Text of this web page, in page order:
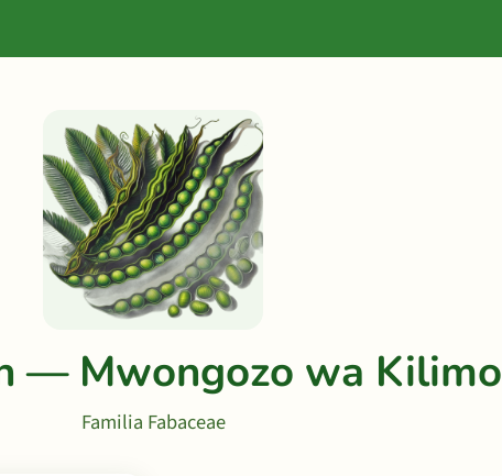
— Mwongozo wa Kilimo
Familia Fabaceae